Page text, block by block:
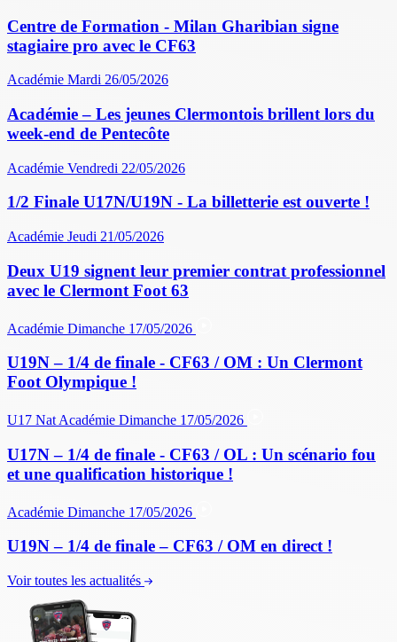
Centre de Formation - Milan Gharibian signe
stagiaire pro avec le CF63
Académie Mardi 26/05/2026
Académie – Les jeunes Clermontois brillent lors du
week-end de Pentecôte
Académie Vendredi 22/05/2026
1/2 Finale U17N/U19N - La billetterie est ouverte !
Académie Jeudi 21/05/2026
Deux U19 signent leur premier contrat professionnel
avec le Clermont Foot 63
Académie Dimanche 17/05/2026
U19N – 1/4 de finale - CF63 / OM : Un Clermont
Foot Olympique !
U17 Nat Académie Dimanche 17/05/2026
U17N – 1/4 de finale - CF63 / OL : Un scénario fou
et une qualification historique !
Académie Dimanche 17/05/2026
U19N – 1/4 de finale – CF63 / OM en direct !
Voir toutes les actualités